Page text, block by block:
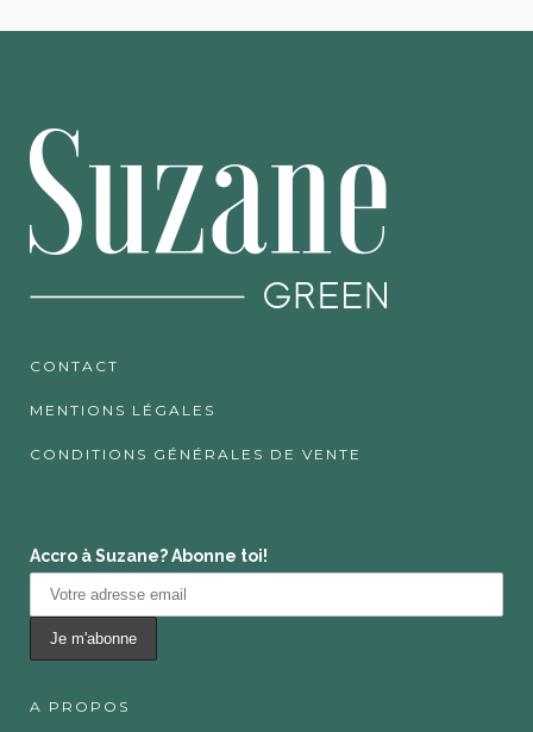
CONTACT
MENTIONS LÉGALES
CONDITIONS GÉNÉRALES DE VENTE
Accro à Suzane? Abonne toi!
A PROPOS